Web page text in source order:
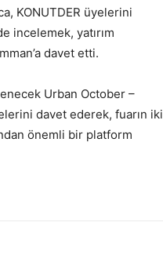
KONUTDER üyelerini
incelemek, yatırım
davet etti.
Urban October –
davet ederek, fuarın iki
önemli bir platform